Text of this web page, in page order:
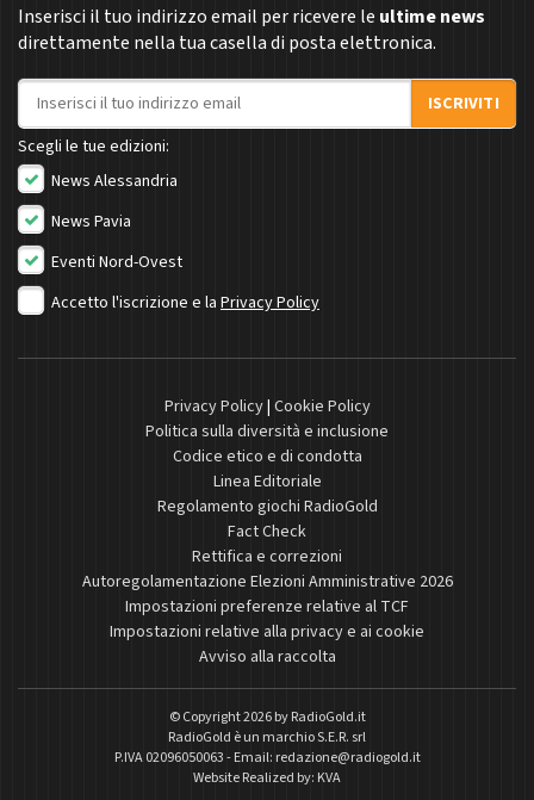
Inserisci il tuo indirizzo email per ricevere le ultime news
direttamente nella tua casella di posta elettronica.
Indirizzo email
ISCRIVITI
Scegli le tue edizioni:
News Alessandria
News Pavia
Eventi Nord-Ovest
Accetto l'iscrizione e la Privacy Policy
Privacy Policy| Cookie Policy
Politica sulla diversità e inclusione
Codice etico e di condotta
Linea Editoriale
Regolamento giochi RadioGold
Fact Check
Rettifica e correzioni
Autoregolamentazione Elezioni Amministrative 2026
Impostazioni preferenze relative al TCF
Impostazioni relative alla privacy e ai cookie
Avviso alla raccolta
© Copyright 2026 byRadioGold.it
RadioGold è un marchio S.E.R. srl
P.IVA 02096050063 - Email: redazione@radiogold.it
Website Realized by: KVA